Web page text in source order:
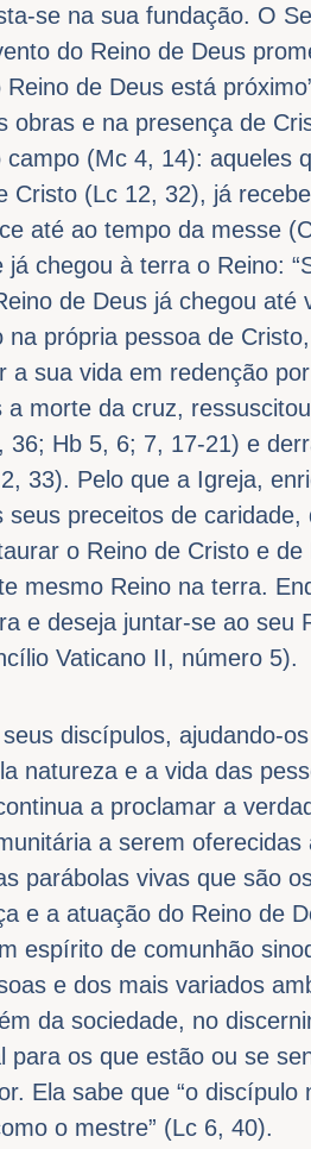
se na sua fundação. O
do Reino de Deus
de Deus está
obras e na presença de
(Mc 4, 14): aqueles
Cristo (Lc 12, 32), já
até ao tempo da messe
chegou à terra o Reino:
de Deus já chegou até
própria pessoa de
a sua vida em redenção
morte da cruz,
Hb 5, 6; 7, 17-21) e
33). Pelo que a Igreja,
preceitos de
o Reino de Cristo e
mesmo Reino na terra.
e deseja juntar-se ao seu
Vaticano II, número 5).
discípulos, ajudando-
natureza e a vida das
a proclamar a
a serem
parábolas vivas que são
e a atuação do Reino de
espírito de comunhão
e dos mais variados
da sociedade, no
para os que estão ou se
Ela sabe que “o
o mestre” (Lc 6, 40).